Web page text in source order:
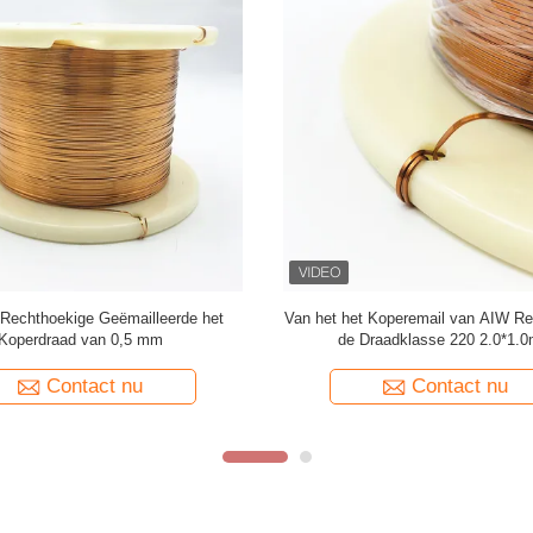
Superdunne 1,5 mmx0,1 mm
geëmailleerde koperdraad voor
Contact nu
Op maat gemaakte hoge
geëmailleerde koperdraad
Contact nu